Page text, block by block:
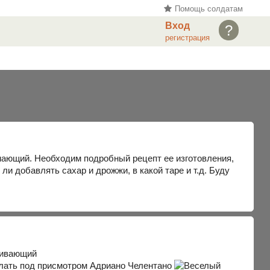
Помощь солдатам
?
Вход
регистрация
. Необходим подробный рецепт ее изготовления,
добавлять сахар и дрожжи, в какой таре и т.д. Буду
под присмотром Адриано Челентано